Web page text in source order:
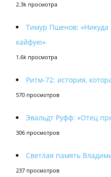
2.3k просмотра
Тимур Пшенов: «Никуда
кайфую»
1.6k просмотра
Ритм-72: история,
570 просмотров
Эвальдт Руфф: «Отец
306 просмотров
Светлая память
237 просмотров